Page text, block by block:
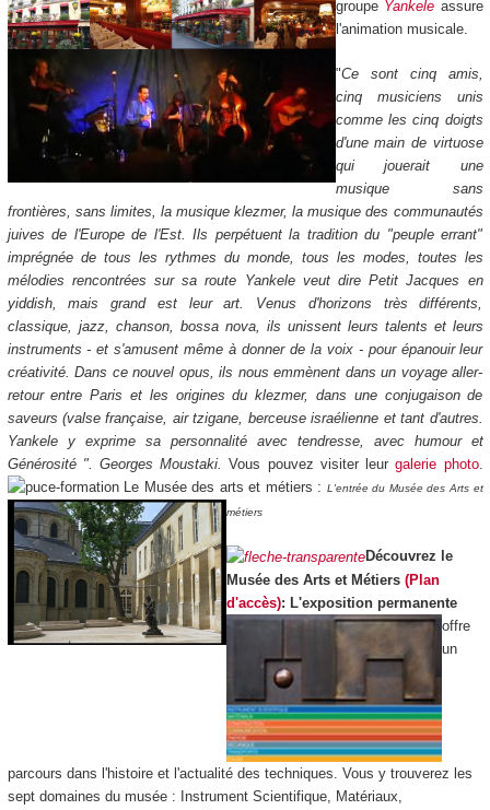
groupe Yankele assure
l'animation musicale.
"Ce sont cinq amis,
cinq musiciens unis
comme les cinq doigts
d'une main de virtuose
qui jouerait une
musique sans
frontières, sans limites, la musique klezmer, la musique des communautés
juives de l'Europe de l'Est. Ils perpétuent la tradition du "peuple errant"
imprégnée de tous les rythmes du monde, tous les modes, toutes les
mélodies rencontrées sur sa route Yankele veut dire Petit Jacques en
yiddish, mais grand est leur art. Venus d'horizons très différents,
classique, jazz, chanson, bossa nova, ils unissent leurs talents et leurs
instruments - et s'amusent même à donner de la voix - pour épanouir leur
créativité. Dans ce nouvel opus, ils nous emmènent dans un voyage aller-
retour entre Paris et les origines du klezmer, dans une conjugaison de
saveurs (valse française, air tzigane, berceuse israélienne et tant d'autres.
Yankele y exprime sa personnalité avec tendresse, avec humour et
Générosité ".
Georges Moustaki.Vous pouvez visiter leurgalerie photo.
Le Musée des arts et métiers : L'entrée du Musée des Arts et
métiers
Découvrez le
Musée des Arts et Métiers (Plan
d'accès): L'exposition permanente
offre
un
parcours dans l'histoire et l'actualité des techniques. Vous y trouverez les
sept domaines du musée : Instrument Scientifique, Matériaux,